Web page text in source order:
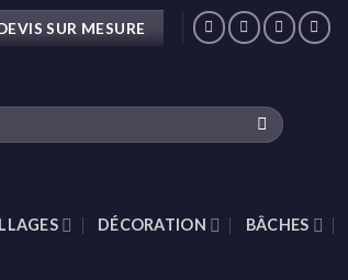
SUR MESURE
DÉCORATION BÂCHES